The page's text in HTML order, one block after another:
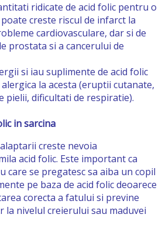
ridicate de acid folic pentru o
creste riscul de infarct la
cardiovasculare, dar si de
prostata si a cancerului de
si iau suplimente de acid folic
la acesta (eruptii cutanate,
pielii, dificultati de respiratie).
in sarcina
creste nevoia
acid folic. Este important ca
care se pregatesc sa aiba un copil
pe baza de acid folic deoarece
corecta a fatului si previne
nivelul creierului sau maduvei